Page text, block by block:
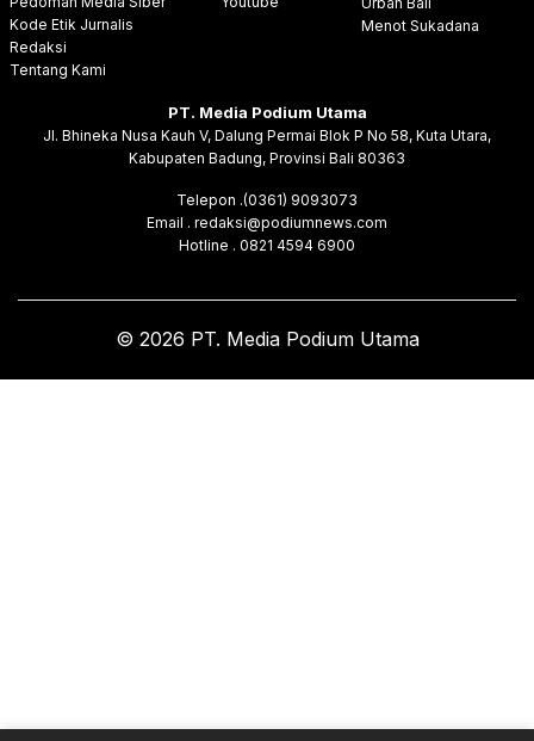
Kode Etik Jurnalis
Redaksi
Tentang Kami
Menot Sukadana
PT. Media Podium Utama
Jl. Bhineka Nusa Kauh V, Dalung Permai Blok P No 58, Kuta Utara,
Kabupaten Badung, Provinsi Bali 80363
Telepon .(0361) 9093073
Email . redaksi@podiumnews.com
Hotline . 0821 4594 6900
© 2026 PT. Media Podium Utama